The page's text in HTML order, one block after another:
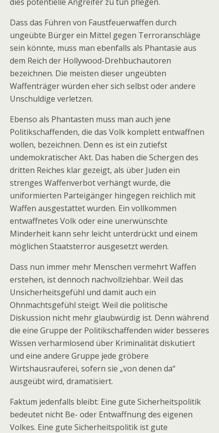
Dass das Führen von Faustfeuerwaffen durch
ungeübte Bürger ein Mittel gegen Terroranschläge
sein könnte, muss man ebenfalls als Phantasie aus
dem Reich der Hollywood-Drehbuchautoren
bezeichnen. Die meisten dieser ungeübten
Waffenträger würden eher sich selbst oder andere
Unschuldige verletzen.
Ebenso als Phantasten muss man auch jene
Politikschaffenden, die das Volk komplett entwaffnen
wollen, bezeichnen. Denn es ist ein zutiefst
undemokratischer Akt. Das haben die Schergen des
dritten Reiches klar gezeigt, als über Juden ein
strenges Waffenverbot verhängt wurde, die
uniformierten Parteigänger hingegen reichlich mit
Waffen ausgestattet wurden. Ein vollkommen
entwaffnetes Volk oder eine unerwünschte
Minderheit kann sehr leicht unterdrückt und einem
möglichen Staatsterror ausgesetzt werden.
Dass nun immer mehr Menschen vermehrt Waffen
erstehen, ist dennoch nachvollziehbar. Weil das
Unsicherheitsgefühl und damit auch ein
Ohnmachtsgefühl steigt. Weil die politische
Diskussion nicht mehr glaubwürdig ist. Denn während
die eine Gruppe der Politikschaffenden wider besseres
Wissen verharmlosend über Kriminalität diskutiert
und eine andere Gruppe jede gröbere
Wirtshausrauferei, sofern sie „von denen da“
ausgeübt wird, dramatisiert.
Faktum jedenfalls bleibt: Eine gute Sicherheitspolitik
bedeutet nicht Be- oder Entwaffnung des eigenen
Volkes. Eine gute Sicherheitspolitik ist gute